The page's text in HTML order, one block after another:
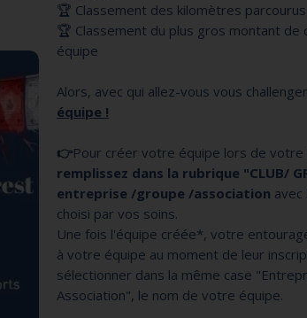
🏆 Classement des kilomètres
🏆 Classement du plus gros montant de
équipe
Alors, avec qui allez-vous vous
équipe !
👉Pour créer votre équipe lors de votre
remplissez dans la rubrique "CLUB/
entreprise /groupe /association avec
choisi par vos soins.
Une fois l'équipe créée*, votre
à votre équipe au moment de leur
sélectionner dans la même case
Association", le nom de votre équipe.